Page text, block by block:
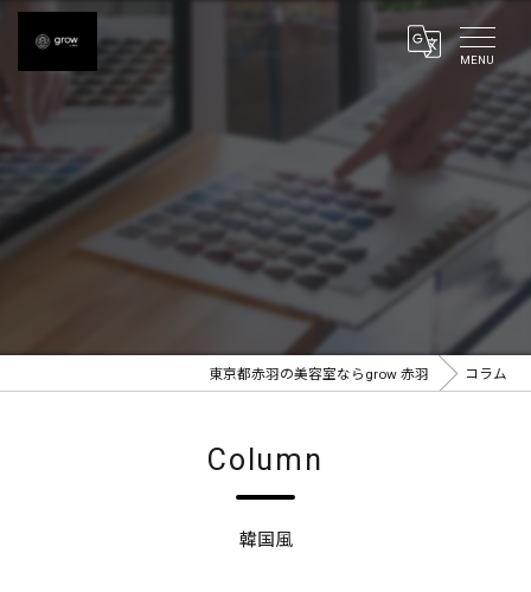
東京都赤羽の美容室ならgrow 赤羽 コラム
Column
韓国風